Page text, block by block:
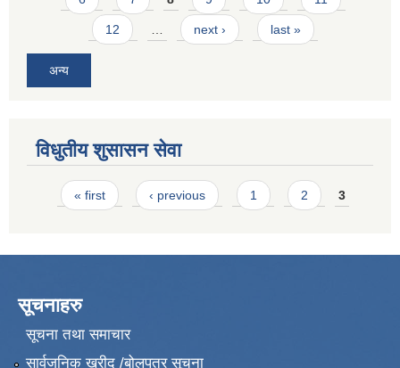
12 next › last »
अन्य
विधुतीय शुसासन सेवा
Pages
« first ‹ previous 1 2 3
सूचनाहरु
सूचना तथा समाचार
सार्वजनिक खरीद /बोलपत्र सूचना